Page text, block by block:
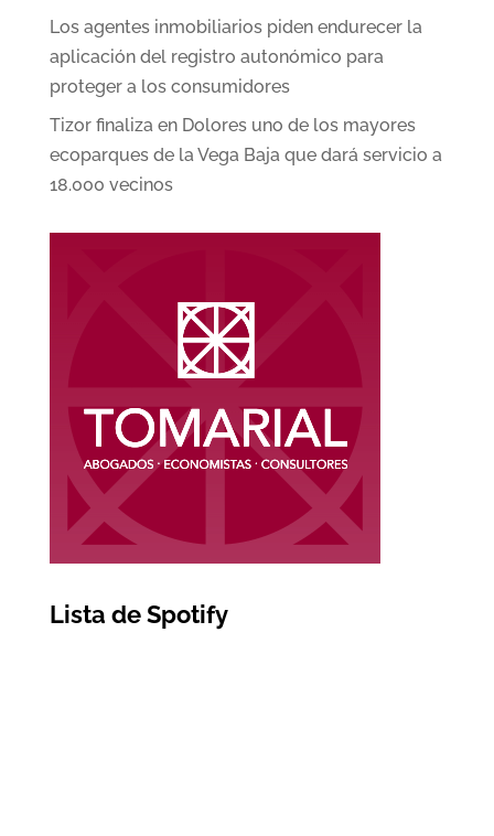
Los agentes inmobiliarios piden endurecer la
aplicación del registro autonómico para
proteger a los consumidores
Tizor finaliza en Dolores uno de los mayores
ecoparques de la Vega Baja que dará servicio a
18.000 vecinos
Lista de Spotify